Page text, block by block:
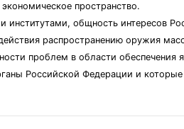
пространство.
общность интересов
распространению оружия
проблем в области обеспечения
Российской Федерации и